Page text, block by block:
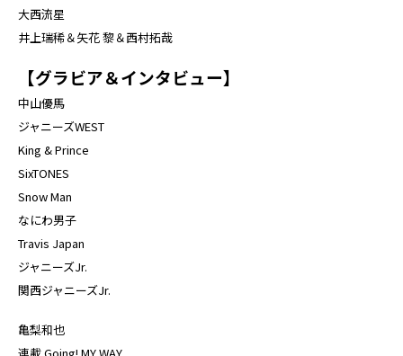
大西流星
井上瑞稀＆矢花 黎＆西村拓哉
【グラビア＆インタビュー】
中山優馬
ジャニーズWEST
King & Prince
SixTONES
Snow Man
なにわ男子
Travis Japan
ジャニーズJr.
関西ジャニーズJr.
亀梨和也